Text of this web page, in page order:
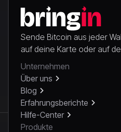
Sende Bitcoin aus jeder
auf deine Karte oder auf
Unternehmen
Über uns
Blog
Erfahrungsberichte
Hilfe-Center
Produkte